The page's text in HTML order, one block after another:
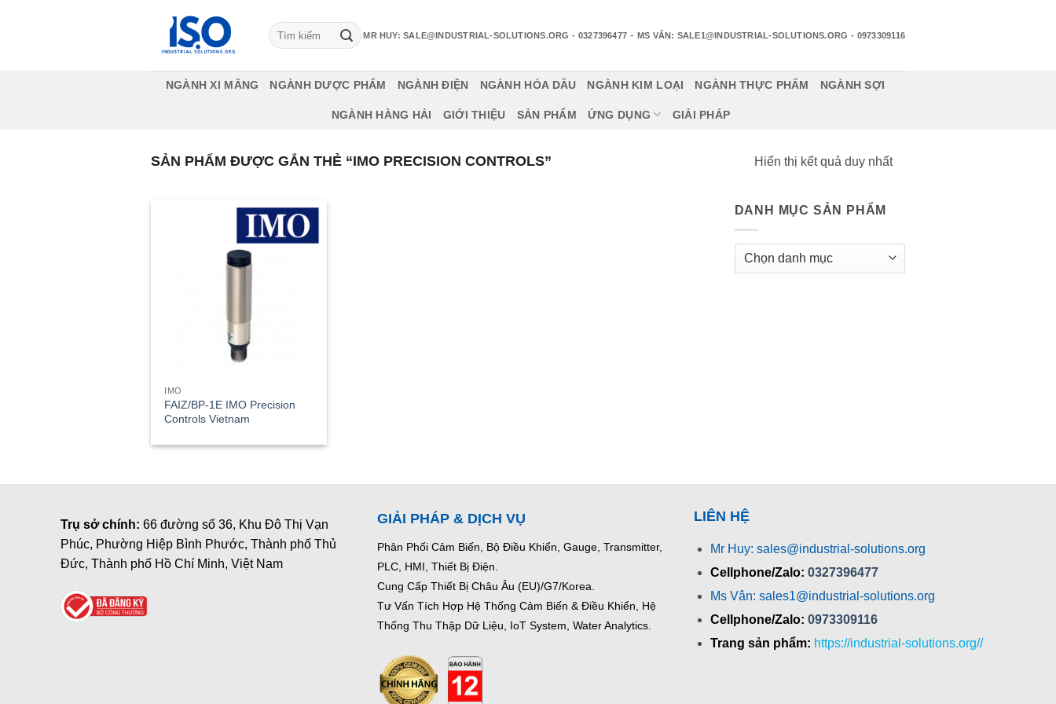
Tìm
kiếm:
MR HUY: SALE@INDUSTRIAL-SOLUTIONS.ORG - 0327396477 -MS VÂN: SALE1@INDUSTRIAL-SOLUTIONS.ORG - 0973309116
NGÀNH XI MĂNG NGÀNH DƯỢC PHẨM NGÀNH ĐIỆN NGÀNH HÓA DẦU NGÀNH KIM LOẠI NGÀNH THỰC PHẨM NGÀNH SỢI
NGÀNH HÀNG HẢI GIỚI THIỆU SẢN PHẨM ỨNG DỤNG GIẢI PHÁP
SẢN PHẨM ĐƯỢC GẮN THẺ “IMO PRECISION CONTROLS” Hiển thị kết quả duy nhất
IMO
FAIZ/BP-1E IMO Precision
Controls Vietnam
DANH MỤC SẢN PHẨM
Trụ sở chính: 66 đường số 36, Khu Đô Thị Vạn
Phúc, Phường Hiệp Bình Phước, Thành phố Thủ
Đức, Thành phố Hồ Chí Minh, Việt Nam
GIẢI PHÁP & DỊCH VỤ
Phân Phối Cảm Biến, Bộ Điều Khiển, Gauge, Transmitter,
PLC, HMI, Thiết Bị Điện.
Cung Cấp Thiết Bị Châu Âu (EU)/G7/Korea.
Tư Vấn Tích Hợp Hệ Thống Cảm Biến & Điều Khiển, Hệ
Thống Thu Thập Dữ Liệu, IoT System, Water Analytics.
LIÊN HỆ
Mr Huy: sales@industrial-solutions.org
Cellphone/Zalo: 0327396477
Ms Vân: sales1@industrial-solutions.org
Cellphone/Zalo: 0973309116
Trang sản phẩm: https://industrial-solutions.org//